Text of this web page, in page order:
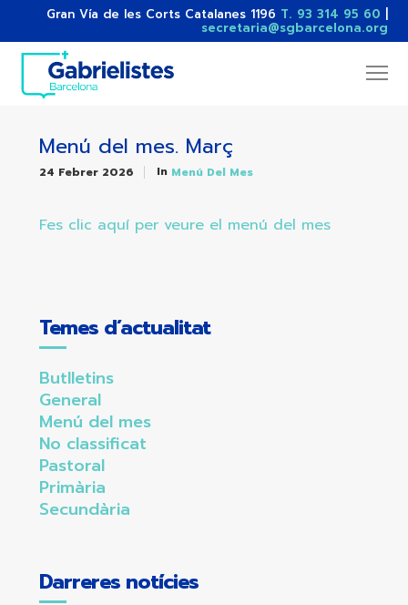
Gran Vía de les Corts Catalanes 1196 T. 93 314 95 60
secretaria@sgbarcelona.org
Menú del mes. Març
24 Febrer 2026 In Menú Del Mes
Fes clic aquí per veure el menú del mes
Temes d’actualitat
Butlletins
General
Menú del mes
No classificat
Pastoral
Primària
Secundària
Darreres notícies